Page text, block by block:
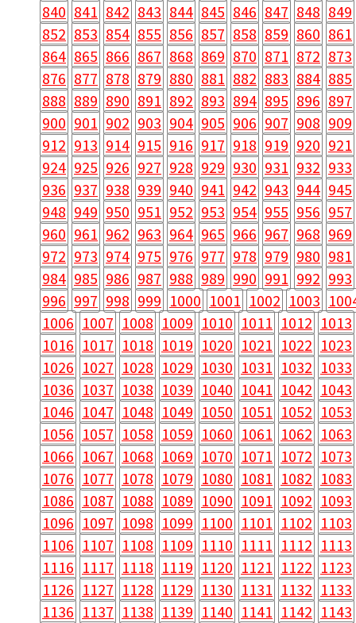
840 841 842 843 844 845 846 847 848 849
852 853 854 855 856 857 858 859 860 861
864 865 866 867 868 869 870 871 872 873
876 877 878 879 880 881 882 883 884 885
888 889 890 891 892 893 894 895 896 897
900 901 902 903 904 905 906 907 908 909
912 913 914 915 916 917 918 919 920 921
924 925 926 927 928 929 930 931 932 933
936 937 938 939 940 941 942 943 944 945
948 949 950 951 952 953 954 955 956 957
960 961 962 963 964 965 966 967 968 969
972 973 974 975 976 977 978 979 980 981
984 985 986 987 988 989 990 991 992 993
996 997 998 999 1000 1001 1002 1003
1006 1007 1008 1009 1010 1011 1012 1013
1016 1017 1018 1019 1020 1021 1022 1023
1026 1027 1028 1029 1030 1031 1032 1033
1036 1037 1038 1039 1040 1041 1042 1043
1046 1047 1048 1049 1050 1051 1052 1053
1056 1057 1058 1059 1060 1061 1062 1063
1066 1067 1068 1069 1070 1071 1072 1073
1076 1077 1078 1079 1080 1081 1082 1083
1086 1087 1088 1089 1090 1091 1092 1093
1096 1097 1098 1099 1100 1101 1102 1103
1106 1107 1108 1109 1110 1111 1112 1113
1116 1117 1118 1119 1120 1121 1122 1123
1126 1127 1128 1129 1130 1131 1132 1133
1136 1137 1138 1139 1140 1141 1142 1143